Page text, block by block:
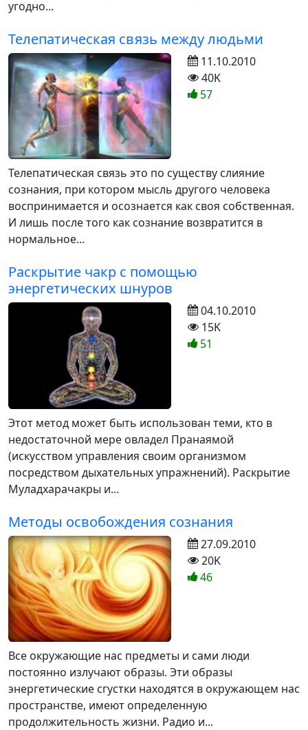
угодно...
Телепатическая связь между людьми
Телепатическая связь это по существу слияние
сознания, при котором мысль другого человека
воспринимается и осознается как своя собственная.
И лишь после того как сознание возвратится в
нормальное...
11.10.2010
40K
57
Раскрытие чакр с помощью
энергетических шнуров
Этот метод может быть использован теми, кто в
недостаточной мере овладел Пранаямой
(искусством управления своим организмом
посредством дыхательных упражнений). Раскрытие
Муладхарачакры и...
04.10.2010
15K
51
Методы освобождения сознания
Все окружающие нас предметы и сами люди
постоянно излучают образы. Эти образы
энергетические сгустки находятся в окружающем нас
пространстве, имеют определенную
продолжительность жизни. Радио и...
27.09.2010
20K
46